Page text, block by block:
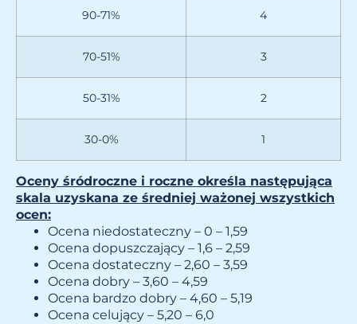
90-71% 4
70-51% 3
50-31% 2
30-0% 1
Oceny śródroczne i roczne określa następująca
skala uzyskana ze średniej ważonej wszystkich
ocen:
Ocena niedostateczny – 0 – 1,59
Ocena dopuszczający – 1,6 – 2,59
Ocena dostateczny – 2,60 – 3,59
Ocena dobry – 3,60 – 4,59
Ocena bardzo dobry – 4,60 – 5,19
Ocena celujący – 5,20 – 6,0